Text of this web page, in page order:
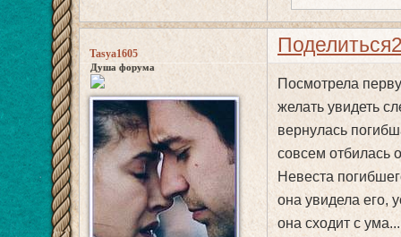
Поделиться
Tasya1605
Душа форума
Посмотрела
желать увидеть
вернулась
совсем отбилась
Невеста
она увидела его,
она сходит с